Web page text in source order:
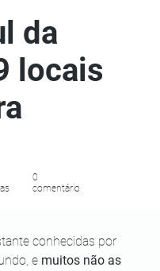
conhecidas por
e muitos não as
0
comentário
da
locais